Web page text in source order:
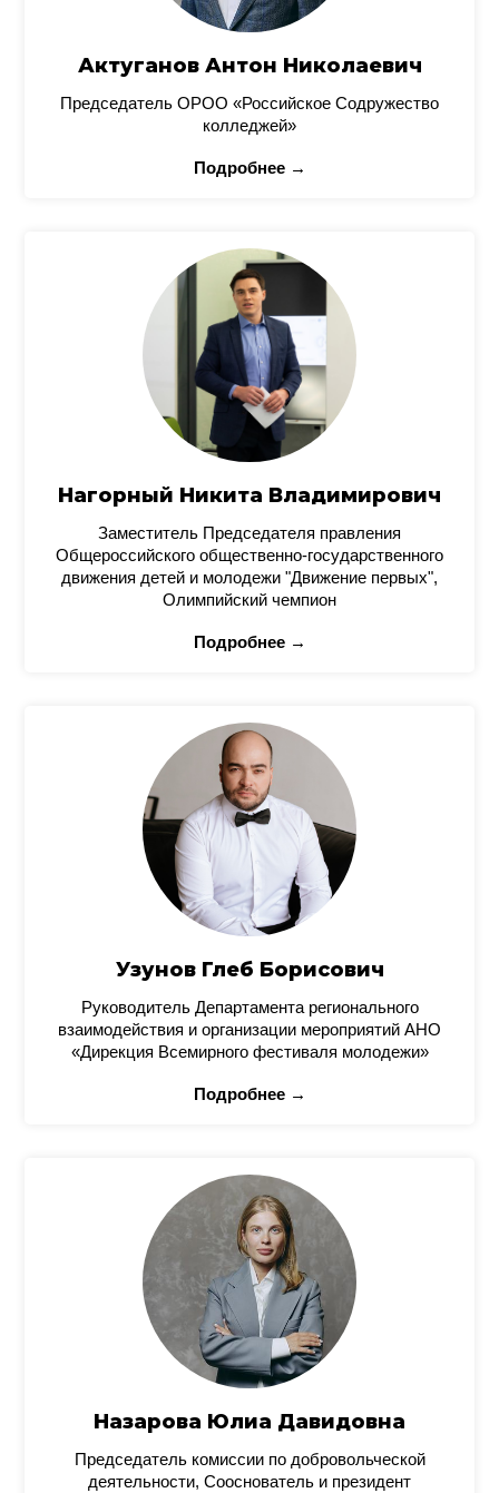
Актуганов Антон Николаевич
Председатель ОРОО «Российское Содружество
колледжей»
Подробнее →
Нагорный Никита Владимирович
Заместитель Председателя правления
Общероссийского общественно-государственного
движения детей и молодежи "Движение первых",
Олимпийский чемпион
Подробнее →
Узунов Глеб Борисович
Руководитель Департамента регионального
взаимодействия и организации мероприятий АНО
«Дирекция Всемирного фестиваля молодежи»
Подробнее →
Назарова Юлиа Давидовна
Председатель комиссии по добровольческой
деятельности, Сооснователь и президент